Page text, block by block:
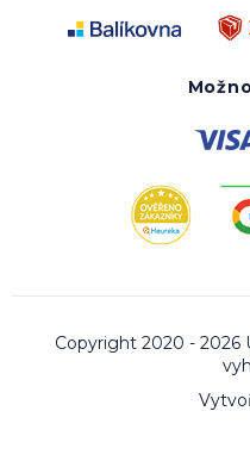
Copyright 2020 - 2026